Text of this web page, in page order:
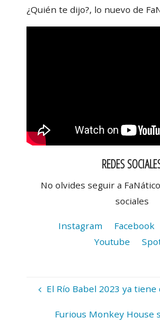
¿Quién te dijo?, lo nuevo de
REDES
No olvides seguir a
sociales
Instagram Facebook
Youtube
El Río Babel 2023 ya tiene
Furious Monkey House